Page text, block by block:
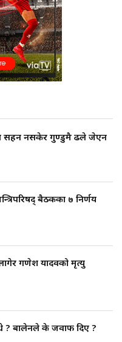
सहन नसकेर गुण्डुमै ढले जेएन
बैठकका ७ निर्णय
लागेर गणेश यादवको मृत्यु
? बालेनले के जवाफ दिए ?